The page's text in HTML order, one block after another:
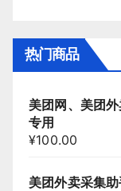
热门商品
美团网、美团
专用
¥100.00
美团外卖采集